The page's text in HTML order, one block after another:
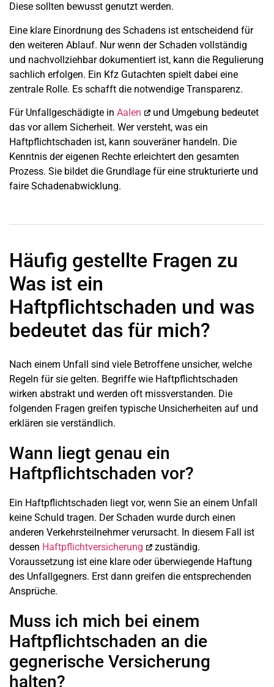
Diese sollten bewusst genutzt werden.
Eine klare Einordnung des Schadens ist entscheidend für
den weiteren Ablauf. Nur wenn der Schaden vollständig
und nachvollziehbar dokumentiert ist, kann die Regulierung
sachlich erfolgen. Ein Kfz Gutachten spielt dabei eine
zentrale Rolle. Es schafft die notwendige Transparenz.
Für Unfallgeschädigte in Aalen
und Umgebung bedeutet
das vor allem Sicherheit. Wer versteht, was ein
Haftpflichtschaden ist, kann souveräner handeln. Die
Kenntnis der eigenen Rechte erleichtert den gesamten
Prozess. Sie bildet die Grundlage für eine strukturierte und
faire Schadenabwicklung.
Häufig gestellte Fragen zu
Was ist ein
Haftpflichtschaden und was
bedeutet das für mich?
Nach einem Unfall sind viele Betroffene unsicher, welche
Regeln für sie gelten. Begriffe wie Haftpflichtschaden
wirken abstrakt und werden oft missverstanden. Die
folgenden Fragen greifen typische Unsicherheiten auf und
erklären sie verständlich.
Wann liegt genau ein
Haftpflichtschaden vor?
Ein Haftpflichtschaden liegt vor, wenn Sie an einem Unfall
keine Schuld tragen. Der Schaden wurde durch einen
anderen Verkehrsteilnehmer verursacht. In diesem Fall ist
dessen Haftpflichtversicherung
zuständig.
Voraussetzung ist eine klare oder überwiegende Haftung
des Unfallgegners. Erst dann greifen die entsprechenden
Ansprüche.
Muss ich mich bei einem
Haftpflichtschaden an die
gegnerische Versicherung
halten?